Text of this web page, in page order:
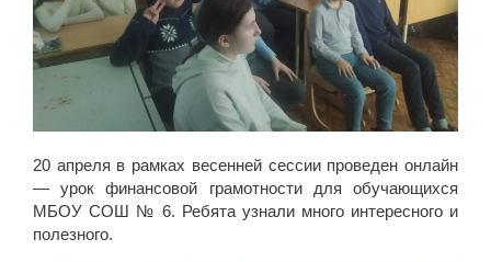
20 апреля в рамках весенней сессии проведен онлайн
— урок финансовой грамотности для обучающихся
МБОУ СОШ № 6. Ребята узнали много интересного и
полезного.